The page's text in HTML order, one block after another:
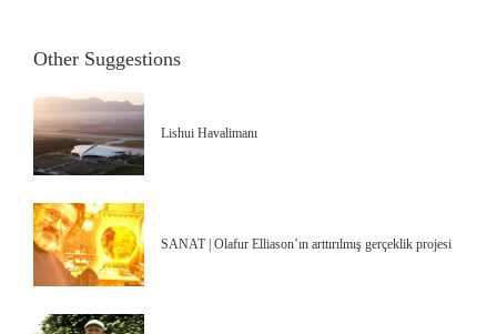
Other Suggestions
Lishui Havalimanı
SANAT | Olafur Elliason’ın arttırılmış gerçeklik projesi